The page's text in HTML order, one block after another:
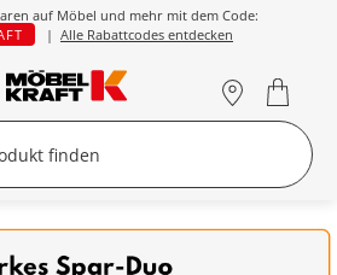
auf Möbel und mehr mit dem Code:
| Alle Rabattcodes entdecken